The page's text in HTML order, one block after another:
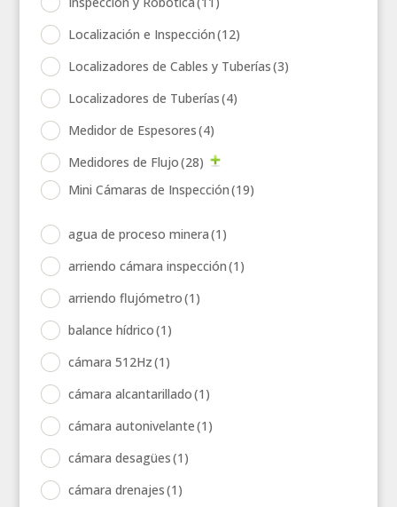
Localización e Inspección(12)
Localizadores de Cables y Tuberías(3)
Localizadores de Tuberías(4)
Medidor de Espesores(4)
Medidores de Flujo(28)
Mini Cámaras de Inspección(19)
agua de proceso minera(1)
arriendo cámara inspección(1)
arriendo flujómetro(1)
balance hídrico(1)
cámara 512Hz(1)
cámara alcantarillado(1)
cámara autonivelante(1)
cámara desagües(1)
cámara drenajes(1)